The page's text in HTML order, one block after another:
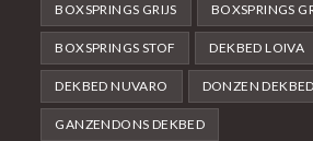
BOXSPRINGS GRIJS BOXSPRINGS
BOXSPRINGS STOF DEKBED LOIVA
DEKBED NUVARO DONZEN DEKBED
GANZENDONS DEKBED